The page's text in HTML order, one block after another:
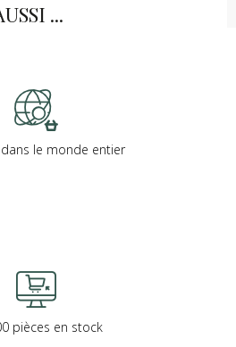
...
le monde entier
pièces en stock